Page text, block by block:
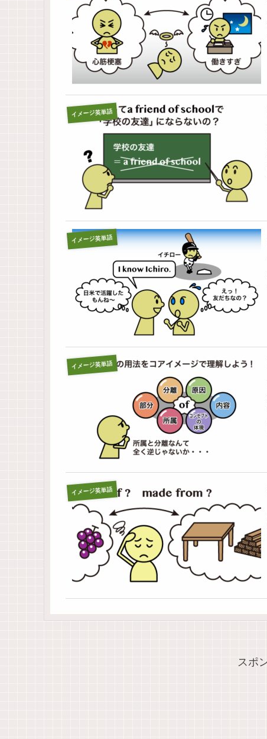
イメージ英単語
イメージ英単語
イメージ英単語
イメージ英単語
スポ